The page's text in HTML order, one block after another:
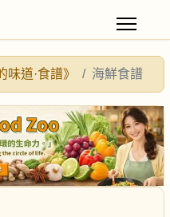
味道·食譜》 海鮮食譜